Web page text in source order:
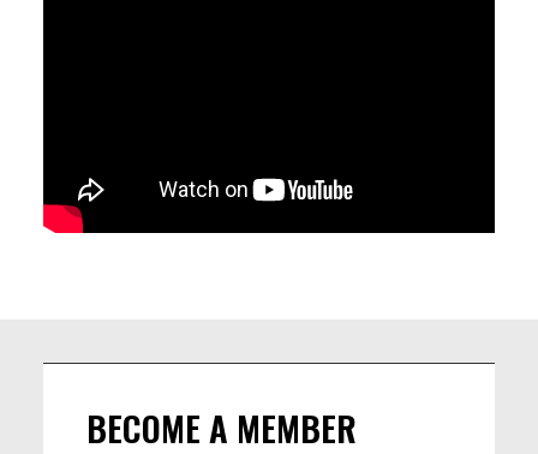
Simon Gronowski (p)
André Ronsse (cl)
BECOME A MEMBER